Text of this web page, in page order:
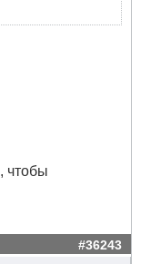
, чтобы
#36243